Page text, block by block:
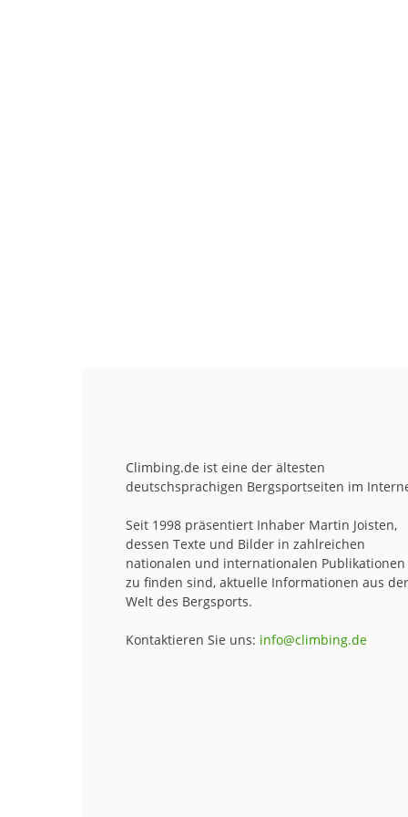
Climbing.de ist eine der ältesten
deutschsprachigen Bergsportseiten im
Seit 1998 präsentiert Inhaber Martin Joisten,
dessen Texte und Bilder in zahlreichen
nationalen und internationalen Publikationen
zu finden sind, aktuelle Informationen aus der
Welt des Bergsports.
Kontaktieren Sie uns: info@climbing.de